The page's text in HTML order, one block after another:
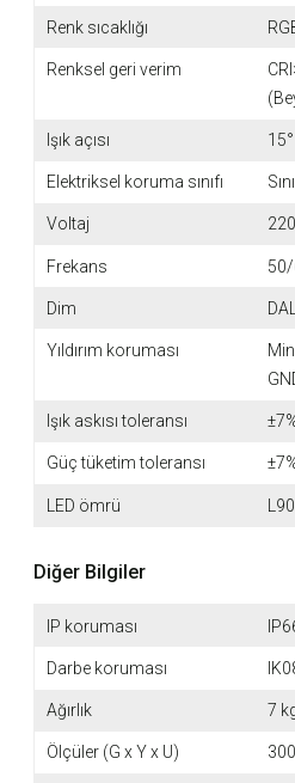
Renk sıcaklığı
Renksel geri verim
Işık açısı 15°
Elektriksel koruma sınıfı
Voltaj
Frekans
Dim
Yıldırım koruması
Işık askısı toleransı
Güç tüketim toleransı
LED ömrü
Diğer Bilgiler
IP koruması
Darbe koruması
Ağırlık 7
Ölçüler (G x Y x U)